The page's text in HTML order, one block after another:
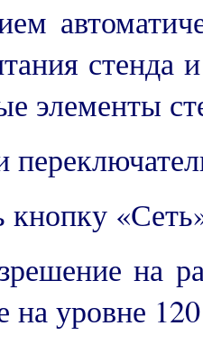
стенда
элементы
кнопку
на
на уровне